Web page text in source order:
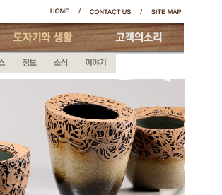
도자기와생활 고객의소리
뉴스
소식
이야기